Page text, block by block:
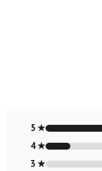
5 ★
4 ★
3 ★